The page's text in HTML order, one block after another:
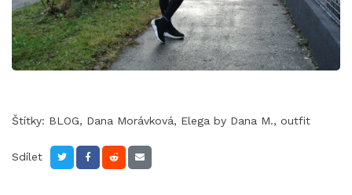
Štítky: BLOG, Dana Morávková, Elega by Dana M., outfit
Sdílet